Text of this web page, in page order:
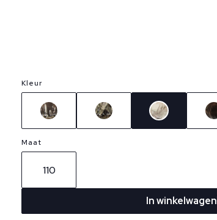
Kleur
Maat
110
In winkelwagen